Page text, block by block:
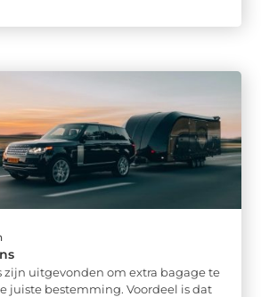
zijn uitgevonden om extra bagage te
juiste bestemming. Voordeel is dat